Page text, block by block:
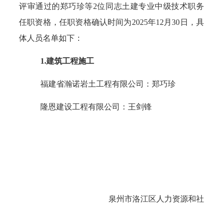
评审通过的郑巧珍等2位同志土建专业中级技术职务
任职资格，任职资格确认时间为2025年1 2 月30 日，具
体人员名单如下：
1.建筑工程施工
福建省瀚诺岩土工程有限公司： 郑巧珍
隆恩建设工程有限公司： 王剑锋
泉州市洛江区人力资源和社